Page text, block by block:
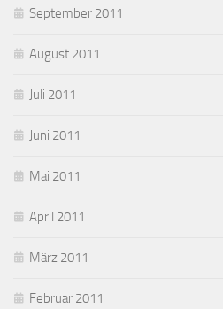
September 2011
August 2011
Juli 2011
Juni 2011
Mai 2011
April 2011
März 2011
Februar 2011